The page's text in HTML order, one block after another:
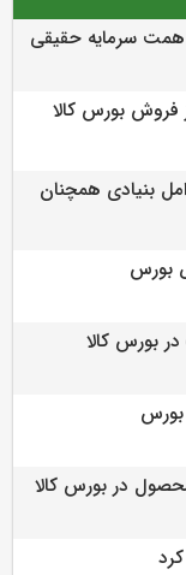
فروش بورس کالا
بنیادی همچنان